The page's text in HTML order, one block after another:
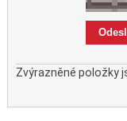
Zvýrazněné položky